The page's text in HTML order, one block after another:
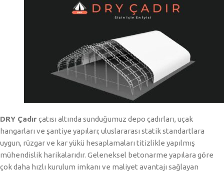
DRY Çadır çatısı altında sunduğumuz depo çadırları, uçak
hangarları ve şantiye yapıları; uluslararası statik standartlara
uygun, rüzgar ve kar yükü hesaplamaları titizlikle yapılmış
mühendislik harikalarıdır. Geleneksel betonarme yapılara göre
çok daha hızlı kurulum imkanı ve maliyet avantajı sağlayan